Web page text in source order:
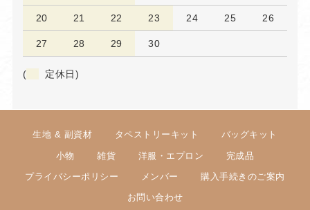
20 21 22 23 24 25 26
27 28 29 30
( 定休日)
生地 & 副資材 タペストリーキット バッグキット
小物 雑貨 洋服・エプロン 完成品
プライバシーポリシー メンバー 購入手続きのご案内
お問い合わせ